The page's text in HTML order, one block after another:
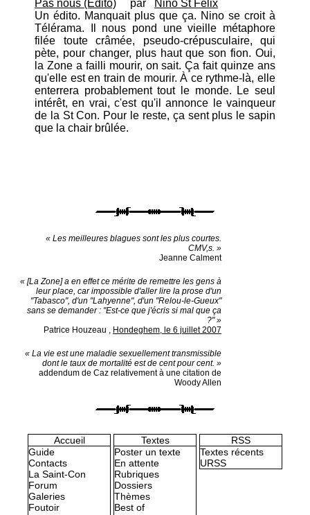
Pas nous (Edito) par
Nino St Félix
Un édito. Manquait plus que ça. Nino se croit à
Télérama. Il nous pond une vieille métaphore
filée toute crâmée, pseudo-crépusculaire, qui
pète, pour changer, plus haut que son fion. Oui,
la Zone a failli mourir, on sait. Ça fait quinze ans
qu'elle est en train de mourir. À ce rythme-là, elle
enterrera probablement tout le monde. Le seul
intérêt, en vrai, c'est qu'il annonce le vainqueur
de la St Con. Pour le reste, ça sent plus le sapin
que la chair brûlée.
« Les meilleures blagues sont les plus courtes.
CMV,s. »
Jeanne Calment
« [La Zone] a en effet ce mérite de remettre les gens à
leur place, car impossible d'aller lire la prose d'un
"Tabasco", d'un "Lahyenne", d'un "Relou-le-Gueux"
sans se demander : "Est-ce que j'écris si mal que ça
?" »
Patrice Houzeau , Hondeghem, le 6 juillet 2007
« La vie est une maladie sexuellement transmissible
dont le taux de mortalité est de cent pour cent. »
addendum de Caz relativement à une citation de
Woody Allen
Accueil
Guide
Contacts
La Saint-Con
Forum
Galeries
Foutoir
Textes
Poster un texte
En attente
Rubriques
Dossiers
Thèmes
Best of
RSS
Textes récents
URSS